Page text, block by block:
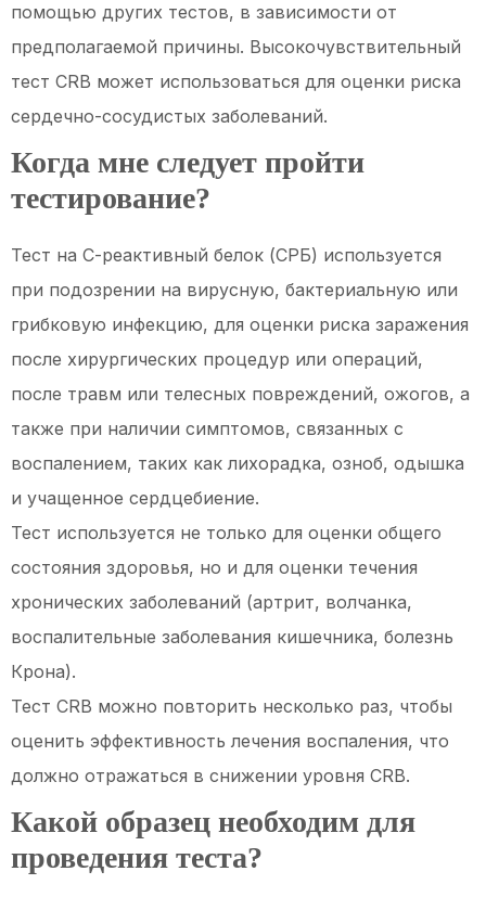
помощью других тестов, в зависимости от
предполагаемой причины. Высокочувствительный
тест CRB может использоваться для оценки риска
сердечно-сосудистых заболеваний.
Когда мне следует пройти
тестирование?
Тест на С-реактивный белок (СРБ) используется
при подозрении на вирусную, бактериальную или
грибковую инфекцию, для оценки риска заражения
после хирургических процедур или операций,
после травм или телесных повреждений, ожогов, а
также при наличии симптомов, связанных с
воспалением, таких как лихорадка, озноб, одышка
и учащенное сердцебиение.
Тест используется не только для оценки общего
состояния здоровья, но и для оценки течения
хронических заболеваний (артрит, волчанка,
воспалительные заболевания кишечника, болезнь
Крона).
Тест CRB можно повторить несколько раз, чтобы
оценить эффективность лечения воспаления, что
должно отражаться в снижении уровня CRB.
Какой образец необходим для
проведения теста?